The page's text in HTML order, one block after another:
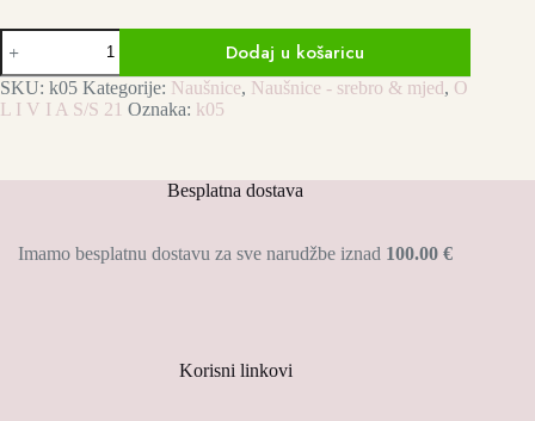
Kallea
Joy
naušnice
količina
Dodaj u košaricu
SKU: k05 Kategorije: Naušnice, Naušnice - srebro & mjed, O
L I V I A S/S 21 Oznaka: k05
Besplatna dostava
Imamo besplatnu dostavu za sve narudžbe iznad 100.00 €
Korisni linkovi